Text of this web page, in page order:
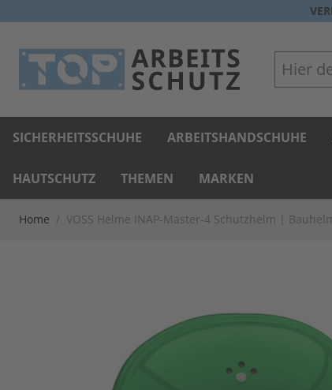
Hier
SICHERHEITSSCHUHE ARBEITSHANDSCHUHE
HAUTSCHUTZ THEMEN MARKEN
Home / VOSS Helme INAP-Master-4 Schutzhelm |